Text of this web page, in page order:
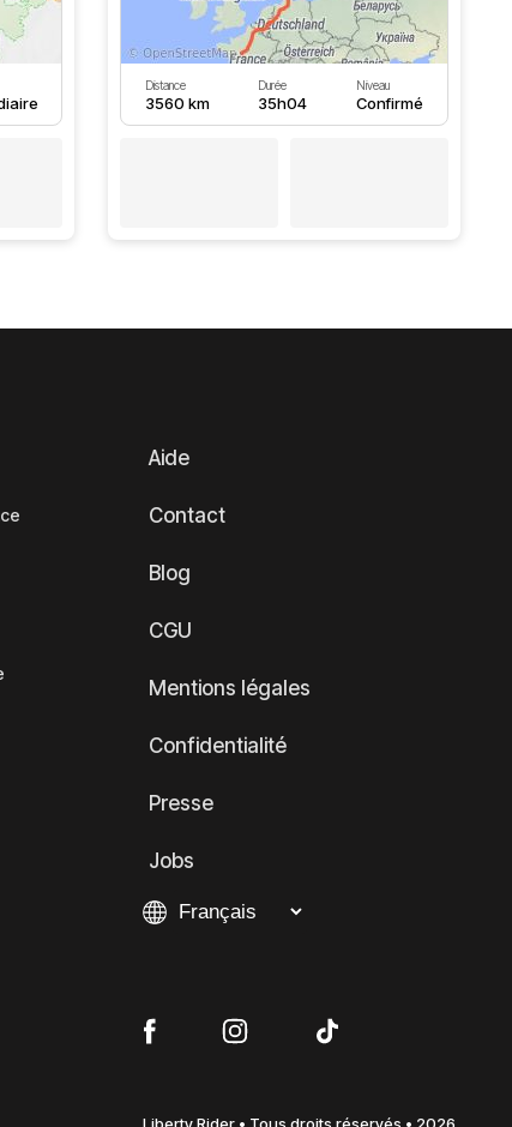
Distance
3560 km
Durée
35h04
Niveau
Confirmé
Aide
Contact
Blog
CGU
Mentions légales
Confidentialité
Presse
Jobs